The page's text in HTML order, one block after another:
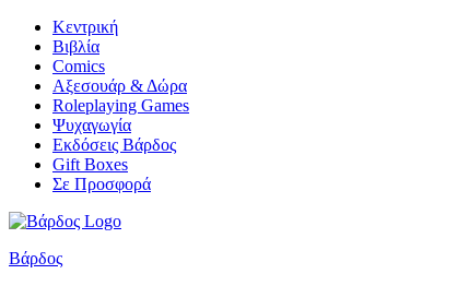
Skip
content
Κεντρική
Βιβλία
Comics
Αξεσουάρ & Δώρα
Roleplaying Games
Ψυχαγωγία
Εκδόσεις Βάρδος
Gift Boxes
Σε Προσφορά
Βάρδος